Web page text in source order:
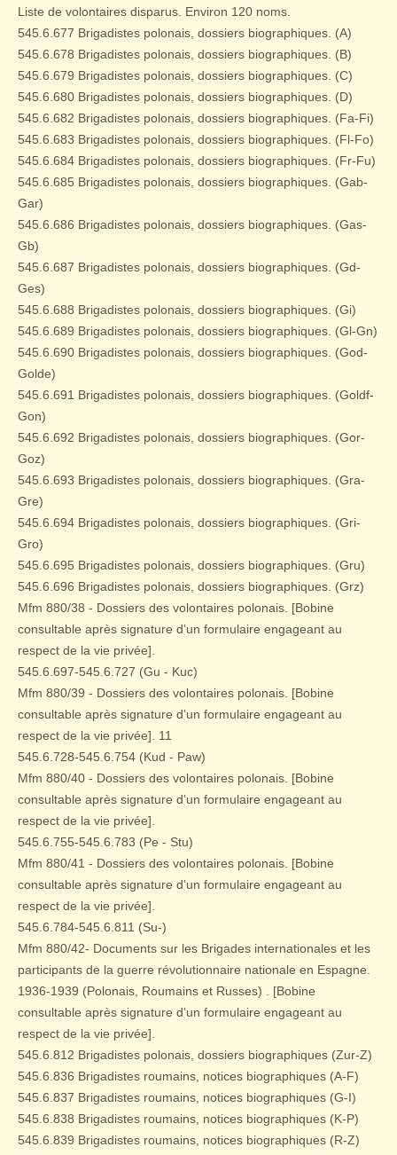
Liste de volontaires disparus. Environ 120 noms.
545.6.677 Brigadistes polonais, dossiers biographiques. (A)
545.6.678 Brigadistes polonais, dossiers biographiques. (B)
545.6.679 Brigadistes polonais, dossiers biographiques. (C)
545.6.680 Brigadistes polonais, dossiers biographiques. (D)
545.6.682 Brigadistes polonais, dossiers biographiques. (Fa-Fi)
545.6.683 Brigadistes polonais, dossiers biographiques. (Fl-Fo)
545.6.684 Brigadistes polonais, dossiers biographiques. (Fr-Fu)
545.6.685 Brigadistes polonais, dossiers biographiques. (Gab-
Gar)
545.6.686 Brigadistes polonais, dossiers biographiques. (Gas-
Gb)
545.6.687 Brigadistes polonais, dossiers biographiques. (Gd-
Ges)
545.6.688 Brigadistes polonais, dossiers biographiques. (Gi)
545.6.689 Brigadistes polonais, dossiers biographiques. (Gl-Gn)
545.6.690 Brigadistes polonais, dossiers biographiques. (God-
Golde)
545.6.691 Brigadistes polonais, dossiers biographiques. (Goldf-
Gon)
545.6.692 Brigadistes polonais, dossiers biographiques. (Gor-
Goz)
545.6.693 Brigadistes polonais, dossiers biographiques. (Gra-
Gre)
545.6.694 Brigadistes polonais, dossiers biographiques. (Gri-
Gro)
545.6.695 Brigadistes polonais, dossiers biographiques. (Gru)
545.6.696 Brigadistes polonais, dossiers biographiques. (Grz)
Mfm 880/38 - Dossiers des volontaires polonais. [Bobine
consultable après signature d’un formulaire engageant au
respect de la vie privée].
545.6.697-545.6.727 (Gu - Kuc)
Mfm 880/39 - Dossiers des volontaires polonais. [Bobine
consultable après signature d’un formulaire engageant au
respect de la vie privée]. 11
545.6.728-545.6.754 (Kud - Paw)
Mfm 880/40 - Dossiers des volontaires polonais. [Bobine
consultable après signature d’un formulaire engageant au
respect de la vie privée].
545.6.755-545.6.783 (Pe - Stu)
Mfm 880/41 - Dossiers des volontaires polonais. [Bobine
consultable après signature d’un formulaire engageant au
respect de la vie privée].
545.6.784-545.6.811 (Su-)
Mfm 880/42- Documents sur les Brigades internationales et les
participants de la guerre révolutionnaire nationale en Espagne.
1936-1939 (Polonais, Roumains et Russes) . [Bobine
consultable après signature d’un formulaire engageant au
respect de la vie privée].
545.6.812 Brigadistes polonais, dossiers biographiques (Zur-Z)
545.6.836 Brigadistes roumains, notices biographiques (A-F)
545.6.837 Brigadistes roumains, notices biographiques (G-I)
545.6.838 Brigadistes roumains, notices biographiques (K-P)
545.6.839 Brigadistes roumains, notices biographiques (R-Z)